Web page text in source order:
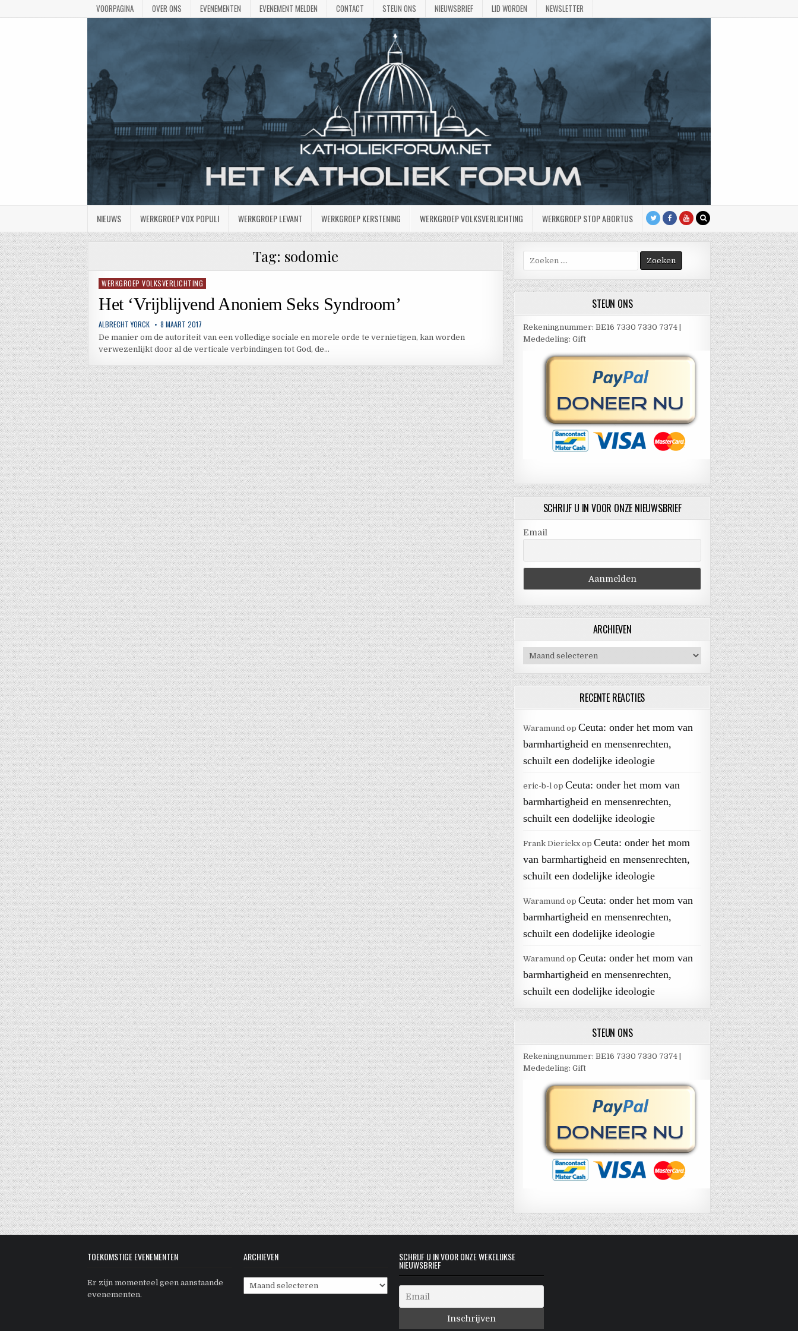
VOORPAGINA OVER ONS EVENEMENTEN EVENEMENT MELDEN CONTACT STEUN ONS NIEUWSBRIEF LID WORDEN NEWSLETTER
NIEUWS WERKGROEP VOX POPULI WERKGROEP LEVANT WERKGROEP KERSTENING WERKGROEP VOLKSVERLICHTING WERKGROEP STOP ABORTUS
Tag: sodomie
Geplaatst
WERKGROEP VOLKSVERLICHTING
Het ‘Vrijblijvend Anoniem Seks Syndroom’
ALBRECHT YORCK 8 MAART 2017
De manier om de autoriteit van een volledige sociale en morele orde te vernietigen, kan worden
verwezenlijkt door al de verticale verbindingen tot God, de…
Zoek
naar:
STEUN ONS
Rekeningnummer: BE16 7330 7330 7374 |
Mededeling: Gift
SCHRIJF U IN VOOR ONZE NIEUWSBRIEF
Email
ARCHIEVEN
Archieven
RECENTE REACTIES
Waramund opCeuta: onder het mom van
barmhartigheid en mensenrechten,
schuilt een dodelijke ideologie
eric-b-l opCeuta: onder het mom van
barmhartigheid en mensenrechten,
schuilt een dodelijke ideologie
Frank DierickxopCeuta: onder het mom
van barmhartigheid en mensenrechten,
schuilt een dodelijke ideologie
Waramund opCeuta: onder het mom van
barmhartigheid en mensenrechten,
schuilt een dodelijke ideologie
Waramund opCeuta: onder het mom van
barmhartigheid en mensenrechten,
schuilt een dodelijke ideologie
STEUN ONS
Rekeningnummer: BE16 7330 7330 7374 |
Mededeling: Gift
TOEKOMSTIGE EVENEMENTEN
Er zijn momenteel geen aanstaande
evenementen.
ARCHIEVEN
Archieven
SCHRIJF U IN VOOR ONZE WEKELIJKSE
NIEUWSBRIEF